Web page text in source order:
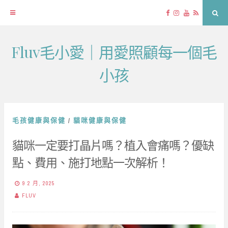
Skip
Facebook
Instagram
YouTube
RSS
Fluv毛小愛｜用愛照顧每一個毛
小孩
毛孩健康與保健 / 貓咪健康與保健
貓咪一定要打晶片嗎？植入會痛嗎？優缺
點、費用、施打地點一次解析！
9 2 月, 2025
FLUV